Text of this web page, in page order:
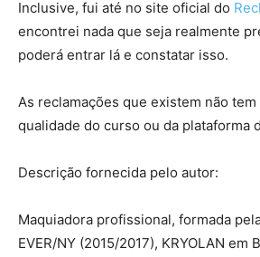
Inclusive, fui até no site oficial do
encontrei nada que seja realmente
poderá entrar lá e constatar isso.
As reclamações que existem não tem
qualidade do curso ou da plataforma
Descrição fornecida pelo autor:
Maquiadora profissional, formada
EVER/NY (2015/2017), KRYOLAN em